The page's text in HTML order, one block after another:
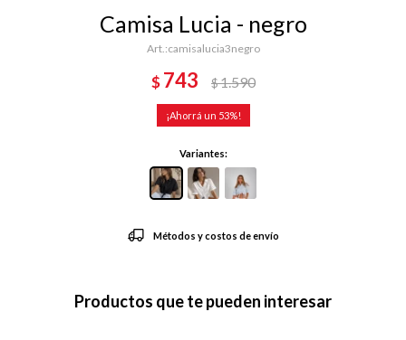
Camisa Lucia - negro
camisalucia3negro
$ 743 $1.590
53
Variantes:
Métodos y costos de envío
Productos que te pueden interesar